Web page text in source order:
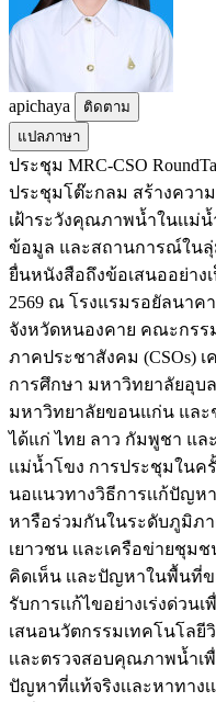
apichaya
ติดตาม
แปลภาษา
ประชุม MRC-CSO
ประชุมโต๊ะกลม สร้างความ
เฝ้าระวังคุณภาพน้ำในเเม่
ข้อมูล และสถานการณ์ในลุ่
ยื่นหนังสือถึงข้อเสนออย่าง
2569 ณ โรงแรมรอยัลนาค
จังหวัดหนองคาย คณะกรร
ภาคประชาสังคม (CSOs)
การศึกษา มหาวิทยาลัยอุ
มหาวิทยาลัยขอนแก่น แล
ได้แก่ ไทย ลาว กัมพูชา แล
เเม่น้ำโขง การประชุมในค
นอเเนวทางวิธีการเเก้ปัญ
หารือร่วมกันในระดับภูมิภ
เยาวชน เเละเครือข่ายชุม
คิดเห็น เเละปัญหาในพื้นที่
รับการเเก้ไขอย่างเร่งด่วน
เสนอนวัตกรรมเทคโนโลยี
เเละตรวจสอบคุณภาพน้ำเ
ปัญหาที่เเท้จริงเเละหาทา